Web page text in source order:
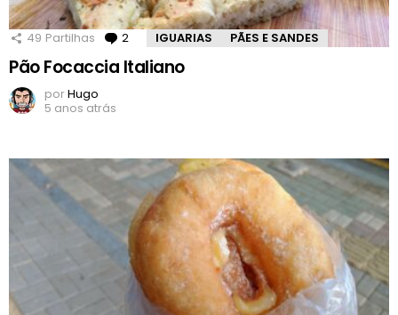
49 Partilhas 2 Comentários
IGUARIAS PÃES E SANDES
Pão Focaccia Italiano
porHugo
5 anos atrás